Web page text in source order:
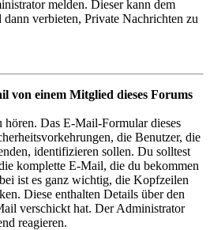
melden. Dieser kann dem
verbieten, Private Nachrichten zu
von einem Mitglied dieses Forums
hören. Das E-Mail-Formular dieses
die Benutzer, die
identifizieren sollen. Du solltest
komplette E-Mail, die du bekommen
ist es ganz wichtig, die Kopfzeilen
Diese enthalten Details über den
verschickt hat. Der Administrator
reagieren.